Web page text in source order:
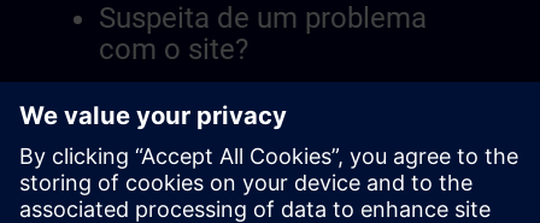
Suspeita de um problema
com o site?
Relatar a questão